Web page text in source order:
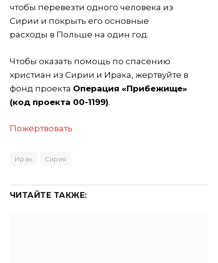
чтобы перевезти одного человека из
Сирии и покрыть его основные
расходы в Польше на один год.
Чтобы оказать помощь по спасению
христиан из Сирии и Ирака, жертвуйте в
фонд проекта Операция «Прибежище»
(код проекта 00-1199).
Пожертвовать
Ирак Сирия
ЧИТАЙТЕ ТАКЖЕ: